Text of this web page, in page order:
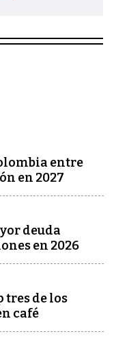
entre
en 2027
deuda
en 2026
tres de los
café